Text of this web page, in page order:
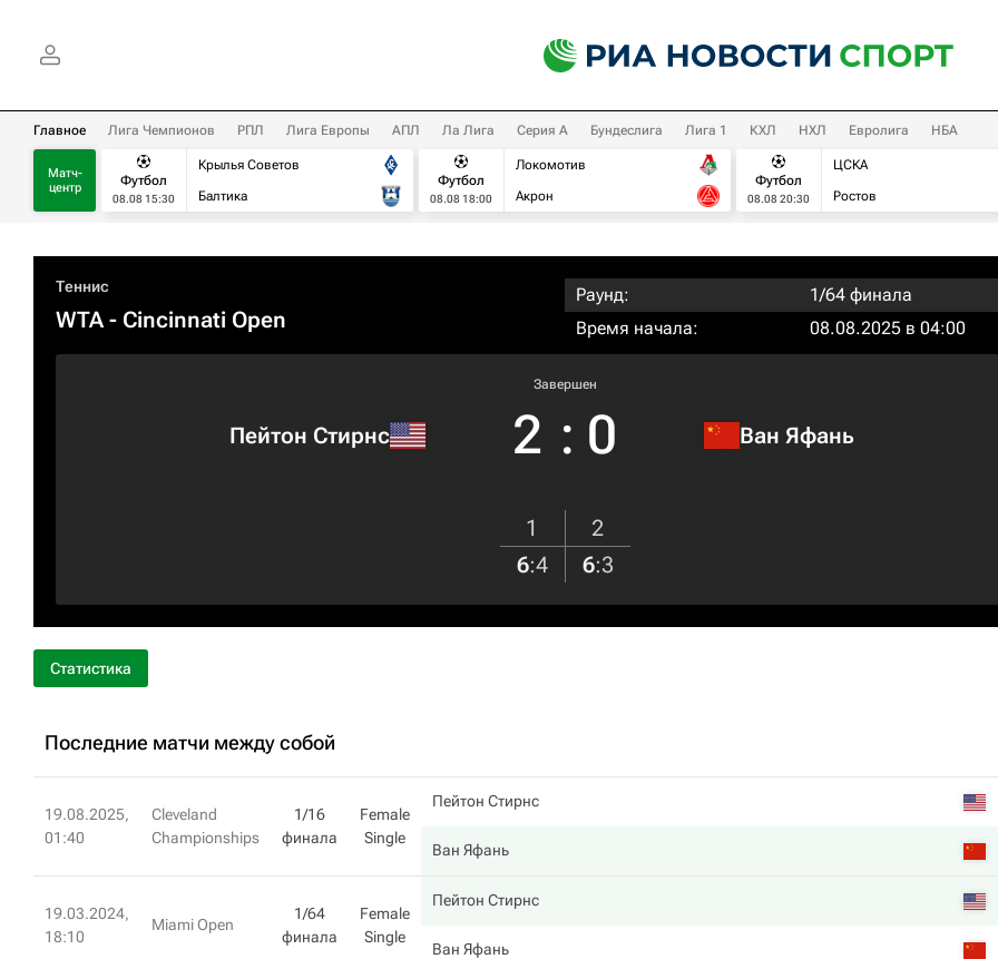
Главное Лига Чемпионов РПЛ Лига Европы АПЛ Ла Лига Серия А Бундеслига Лига 1 КХЛ НХЛ Евролига НБА
Матч-
центр
Футбол
08.08 15:30
Крылья Советов
Балтика
Футбол
08.08 18:00
Локомотив
Акрон
Футбол
08.08 20:30
ЦСКА
Ростов
Теннис
WTA- Cincinnati Open
Раунд:
1/64 финала
Время начала:
08.08.2025 в 04:00
Пейтон Стирнс
Завершен
2 : 0 Ван Яфань
1
2
6:4 6:3
Статистика
Последние матчи между собой
19.08.2025,
01:40
Cleveland
Championships
1/16
финала
Female
Single
Пейтон Стирнс
Ван Яфань
19.03.2024,
18:10
Miami Open
1/64
финала
Female
Single
Пейтон Стирнс
Ван Яфань